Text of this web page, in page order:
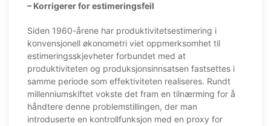
– Korrigerer for estimeringsfeil
Siden 1960-årene har produktivitetsestimering i
konvensjonell økonometri viet oppmerksomhet til
estimeringsskjevheter forbundet med at
produktiviteten og produksjonsinnsatsen fastsettes i
samme periode som effektiviteten realiseres. Rundt
millenniumskiftet vokste det fram en tilnærming for å
håndtere denne problemstillingen, der man
introduserte en kontrollfunksjon med en proxy for